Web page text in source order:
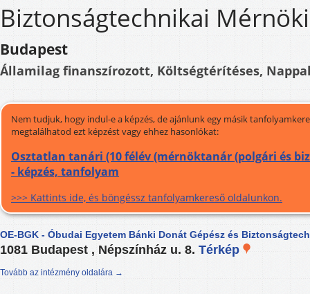
Biztonságtechnikai
Budapest
Államilag finanszírozott, Költségtérítéses,
Nem tudjuk, hogy indul-e a képzés, de ajánlunk egy másik
megtalálhatod ezt képzést vagy ehhez hasonlókat:
Osztatlan tanári (10 félév (mérnöktanár (polgári és
- képzés, tanfolyam
>>> Kattints ide, és böngéssz tanfolyamkereső oldalunkon.
OE-BGK - Óbudai Egyetem Bánki Donát Gépész és
1081 Budapest , Népszínház u. 8. Térkép
Tovább az intézmény oldalára →